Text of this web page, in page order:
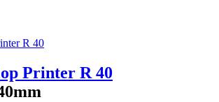
Printer R 40